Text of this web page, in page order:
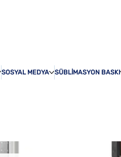
SOSYAL MEDYA SÜBLİMASYON BASKI